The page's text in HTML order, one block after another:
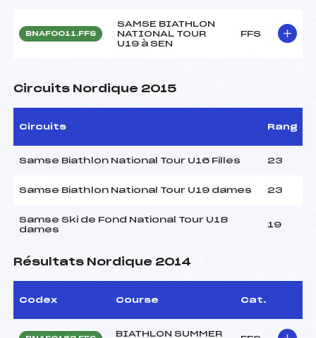
BNAF0011.FFS
SAMSE BIATHLON
NATIONAL TOUR
U19 à SEN
FFS
Circuits Nordique 2015
Circuits Rang
Samse Biathlon National Tour U16 Filles 23
Samse Biathlon National Tour U19 dames 23
Samse Ski de Fond National Tour U18
dames
19
Résultats Nordique 2014
Codex Course Cat.
BIATHLON SUMMER